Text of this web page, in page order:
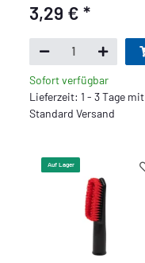
3,29 €*
Sofort verfügbar
Lieferzeit: 1 - 3 Tage mit
Standard Versand
Auf Lager